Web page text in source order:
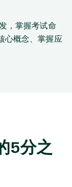
，掌握考试命
心概念、掌握应
5分之